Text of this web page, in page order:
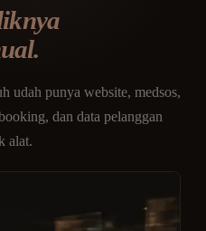
udah punya website, medsos,
dan data pelanggan
alat.